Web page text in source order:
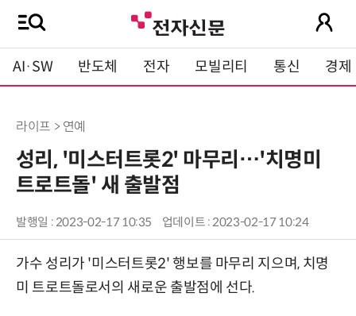
AI·SW 반도체 전자 모빌리티 통신 경제
라이프 > 연예
성리, '미스터트롯2' 마무리…'치명미
트로트돌' 새 출발점
발행일 : 2023-02-17 10:35 업데이트 : 2023-02-17 10:24
가수 성리가 '미스터트롯2' 행보를 마무리 지으며, 치명
미 트로트돌로서의 새로운 출발점에 선다.